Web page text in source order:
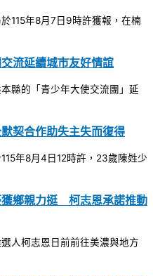
115年8月7日9時許獲報，在楠
流延續城市友好情誼
縣的「青少年大使交流團」延
契合作助失主失而復得
年8月4日12時許，23歲陳姓少
鄉親力挺 柯志恩承諾推動
人柯志恩日前前往美濃與地方